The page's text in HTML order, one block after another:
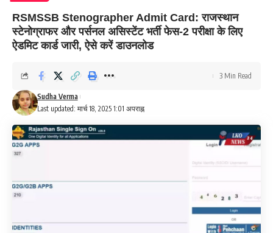
RSMSSB Stenographer Admit Card: राजस्थान
स्टेनोग्राफर और पर्सनल असिस्टेंट भर्ती फेस-2 परीक्षा के लिए
ऐडमिट कार्ड जारी, ऐसे करें डाउनलोड
Last updated: मार्च 18, 2025 1:01 अपराह्न
Sudha Verma
3 Min Read